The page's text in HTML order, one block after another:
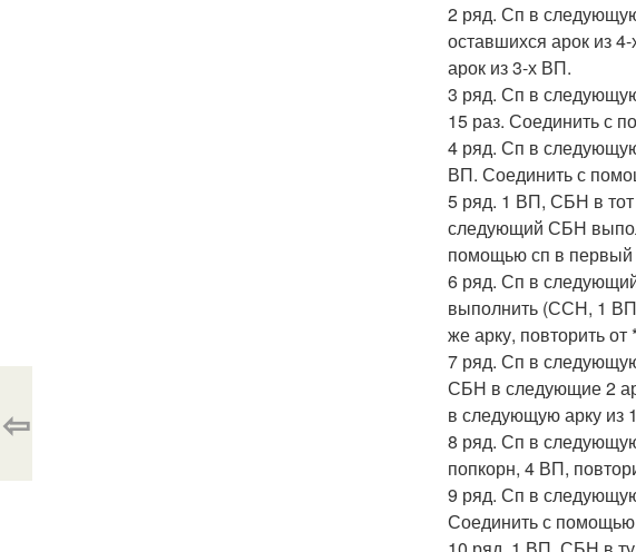
2 ряд. Сп в
оставшихся арок из
арок из 3-х ВП.
3 ряд. Сп в
15 раз. Соединить с
4 ряд. Сп в
ВП. Соединить с
5 ряд. 1 ВП, СБН в
следующий СБН
помощью сп в
6 ряд. Сп в
выполнить (ССН, 1
же арку, повторить
7 ряд. Сп в
СБН в следующие 2
в следующую арку
8 ряд. Сп в
попкорн, 4 ВП,
9 ряд. Сп в
Соединить с
⇦